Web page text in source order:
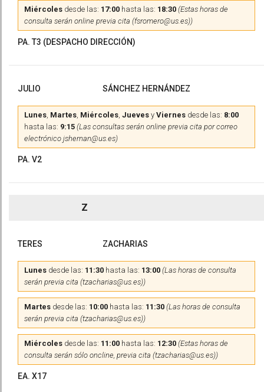
Miércoles desde las: 17:00 hasta las: 18:30 (Estas horas de
consulta serán online previa cita (fsromero@us.es))
PA. T3 (DESPACHO DIRECCIÓN)
JULIO SÁNCHEZ HERNÁNDEZ
Lunes, Martes, Miércoles, Jueves y Viernes desde las: 8:00
hasta las: 9:15 (Las consultas serán online previa cita por correo
electrónico jshernan@us.es)
PA. V2
Z
TERES ZACHARIAS
Lunes desde las: 11:30 hasta las: 13:00 (Las horas de consulta
serán previa cita (tzacharias@us.es))
Martes desde las: 10:00 hasta las: 11:30 (Las horas de consulta
serán previa cita (tzacharias@us.es))
Miércoles desde las: 11:00 hasta las: 12:30 (Estas horas de
consulta serán sólo oncline, previa cita (tzacharias@us.es))
EA. X17